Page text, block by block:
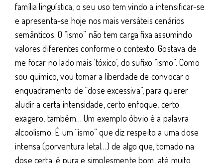
família linguística, o seu uso tem vindo a intensificar-se
e apresenta-se hoje nos mais versáteis cenários
semânticos. O “ismo” não tem carga fixa assumindo
valores diferentes conforme o contexto. Gostava de
me focar no lado mais ‘tóxico’, do sufixo “ismo”. Como
sou químico, vou tomar a liberdade de convocar o
enquadramento de “dose excessiva”, para querer
aludir a certa intensidade, certo enfoque, certo
exagero, também… Um exemplo óbvio é a palavra
alcoolismo. É um “ismo” que diz respeito a uma dose
intensa (porventura letal…) de algo que, tomado na
dose certa, é pura e simplesmente bom, até muito